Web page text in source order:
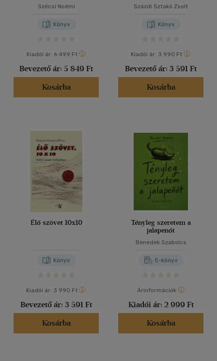
Szécsi Noémi
Könyv
Kiadói ár: 6 499 Ft
Bevezető ár: 5 849 Ft
Kosárba
Százdi Sztakó Zsolt
Könyv
Kiadói ár: 3 990 Ft
Bevezető ár: 3 591 Ft
Kosárba
Élő szövet 10x10
Könyv
Kiadói ár: 3 990 Ft
Bevezető ár: 3 591 Ft
Kosárba
Tényleg szeretem a
jalapenót
Benedek Szabolcs
E-könyv
Árinformációk
Kiadói ár: 2 999 Ft
Kosárba